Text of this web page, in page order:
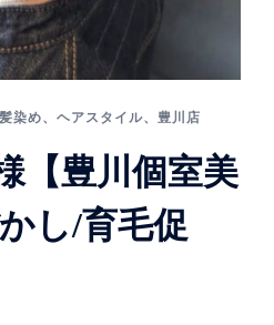
染め、 ヘアスタイル、 豊川店
【豊川個室美
し/育毛促